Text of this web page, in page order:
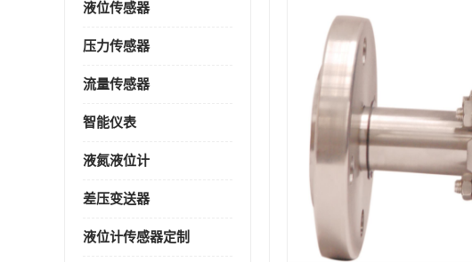
液位传感器
压力传感器
流量传感器
智能仪表
液氮液位计
差压变送器
液位计传感器定制